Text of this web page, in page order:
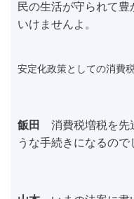
民の生活が守られて
いけませんよ。
安定化政策としての消費
飯田
消費税増税を先
うな手続きになるので